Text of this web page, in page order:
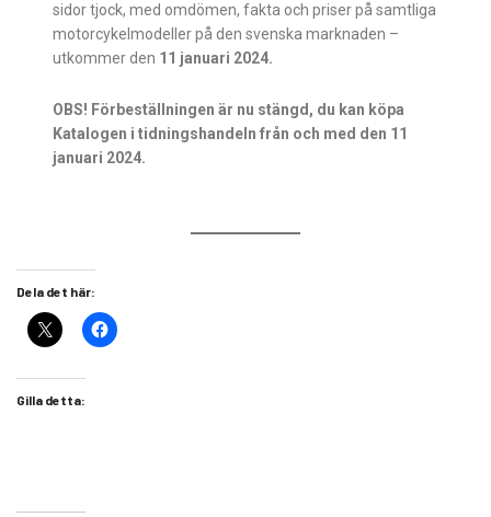
sidor tjock, med omdömen, fakta och priser på samtliga
motorcykelmodeller på den svenska marknaden –
utkommer den 11 januari 2024.
OBS! Förbeställningen är nu stängd, du kan köpa
Katalogen i tidningshandeln från och med den 11
januari 2024.
Dela det här:
Gilla detta: